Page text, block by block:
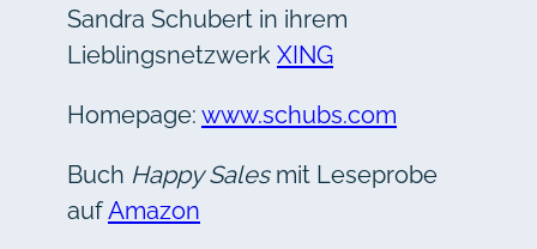
Sandra Schubert in ihrem
Lieblingsnetzwerk XING
Homepage: www.schubs.com
Buch Happy Salesmit Leseprobe
aufAmazon